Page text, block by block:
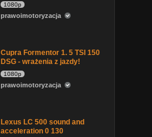
1080p
prawoimotoryzacja
Cupra Formentor 1. 5 TSI 150
DSG - wrażenia z jazdy!
1080p
prawoimotoryzacja
Lexus LC 500 sound and
acceleration 0 130